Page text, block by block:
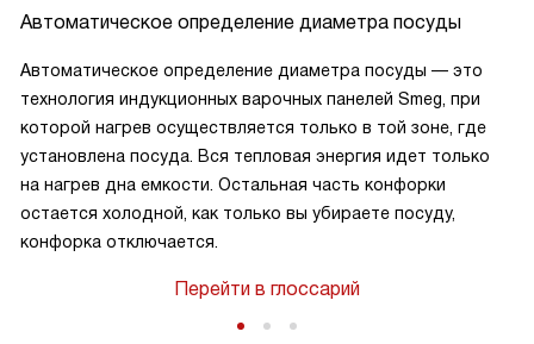
Автоматическое определение диаметра посуды
Автоматическое определение диаметра посуды — это
технология индукционных варочных панелей Smeg, при
которой нагрев осуществляется только в той зоне, где
установлена посуда. Вся тепловая энергия идет только
на нагрев дна емкости. Остальная часть конфорки
остается холодной, как только вы убираете посуду,
конфорка отключается.
Перейти в глоссарий